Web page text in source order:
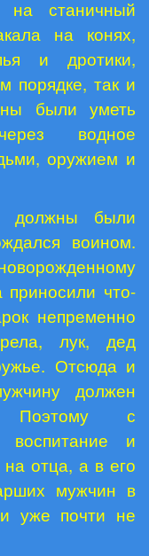
на станичный
на конях,
и дротики,
порядке, так и
были уметь
водное
оружием и
должны были
воином.
что-
непременно
лук, дед
Отсюда и
должен
Поэтому с
воспитание и
отца, а в его
мужчин в
уже почти не